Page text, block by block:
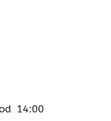
14:00